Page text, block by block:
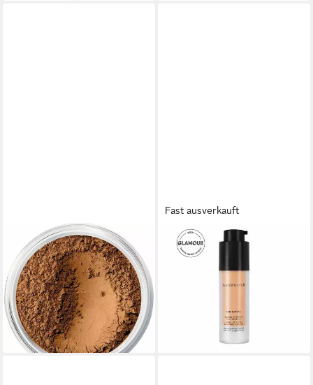
BAREMINERALS
Foundation Original
Foundation Spf15 24-Neutral
Dark
47,14 €
(5.892,50 €/ 1 kg)
lieferbar - in 9-11 Werktagen bei
dir
Fast ausverkauft
BAREMINERALS
Foundation Original Flüssige
Mineral Foundation
SPFoldenTan20
lieferbar in 3 Wochen